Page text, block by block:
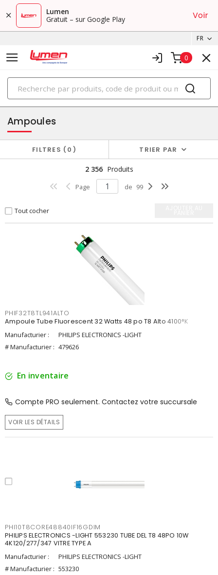
Lumen
Gratuit – sur Google Play
Voir
FR
0
PRODUITS
éclairage
Ampoules
FILTRES 0 TRIER PAR
2 356 Produits
Page de 99
Tout cocher
PHIF32T8TL941ALTO
Ampoule Tube Fluorescent 32 Watts 48 po T8 Alto 4100°K
Manufacturier :
PHILIPS ELECTRONICS -LIGHT
# Manufacturier : 479626
En inventaire
Compte PRO seulement. Contactez votre succursale
VOIR LES DÉTAILS
PHI10T8CORE48840IF16GDIM
PHILIPS ELECTRONICS -LIGHT 553230 TUBE DEL T8 48PO 10W
4K120/277/347 VITRE TYPE A
Manufacturier :
PHILIPS ELECTRONICS -LIGHT
# Manufacturier : 553230